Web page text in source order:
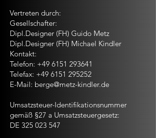
Vertreten durch:
Gesellschafter:
Dipl.Designer (FH) Guido Metz
Dipl.Designer (FH) Michael Kindler
Kontakt:
Telefon: +49 6151 293641
Telefax: +49 6151 295252
E-Mail: berge@metz-kindler.de
Umsatzsteuer-Identifikationsnummer
gemäß §27 a Umsatzsteuergesetz:
DE 325 023 547